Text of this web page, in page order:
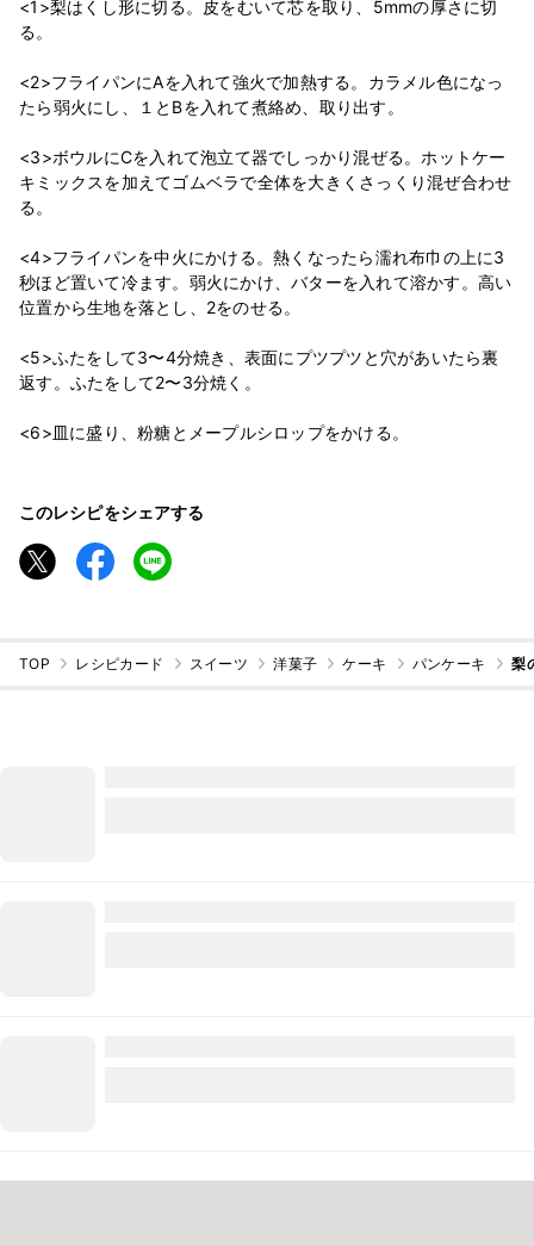
<1>梨はくし形に切る。皮をむいて芯を取り、5mmの厚さに切
る。
<2>フライパンにAを入れて強火で加熱する。カラメル色になっ
たら弱火にし、１とBを入れて煮絡め、取り出す。
<3>ボウルにCを入れて泡立て器でしっかり混ぜる。ホットケー
キミックスを加えてゴムベラで全体を大きくさっくり混ぜ合わせ
る。
<4>フライパンを中火にかける。熱くなったら濡れ布巾の上に3
秒ほど置いて冷ます。弱火にかけ、バターを入れて溶かす。高い
位置から生地を落とし、2をのせる。
<5>ふたをして3〜4分焼き、表面にプツプツと穴があいたら裏
返す。ふたをして2〜3分焼く。
このレシピをシェアする
TOP レシピカード スイーツ 洋菓子 ケーキ パンケーキ 梨